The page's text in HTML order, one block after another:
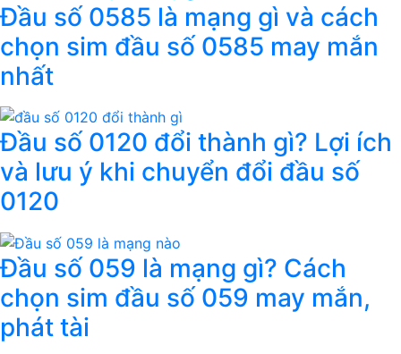
Đầu số 0585 là mạng gì và cách
chọn sim đầu số 0585 may mắn
nhất
Đầu số 0120 đổi thành gì? Lợi ích
và lưu ý khi chuyển đổi đầu số
0120
Đầu số 059 là mạng gì? Cách
chọn sim đầu số 059 may mắn,
phát tài